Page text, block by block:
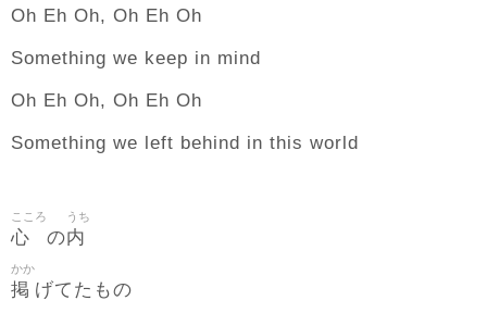
Oh Eh Oh, Oh Eh Oh
Something we keep in mind
Oh Eh Oh, Oh Eh Oh
Something we left behind in this world
心
こころ
の内
うち
掲
かか
げてたもの